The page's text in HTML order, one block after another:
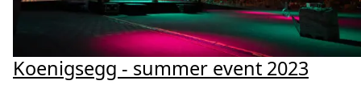
Koenigsegg - summer event 2023